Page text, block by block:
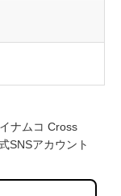
ナムコ Cross
SNSアカウント